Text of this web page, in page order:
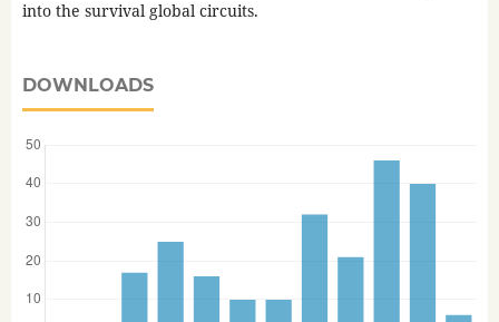
into the survival global circuits.
DOWNLOADS